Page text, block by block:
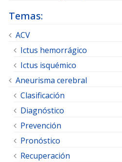
Temas:
ACV
Ictus hemorrágico
Ictus isquémico
Aneurisma cerebral
Clasificación
Diagnóstico
Prevención
Pronóstico
Recuperación